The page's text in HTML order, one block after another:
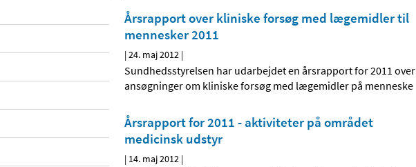
Årsrapport over kliniske forsøg med lægemidler til
mennesker 2011
|24. maj 2012 |
Sundhedsstyrelsen har udarbejdet en årsrapport for 2011 over
ansøgninger om kliniske forsøg med lægemidler på menneske
Årsrapport for 2011 - aktiviteter på området
medicinsk udstyr
| 14. maj 2012 |